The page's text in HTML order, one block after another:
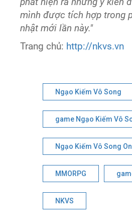
mình được tích hợp trong
nhật mới lần này."
Trang chủ: http://nkvs.vn
Ngạo Kiếm Vô Song
game Ngạo Kiếm Vô
Ngạo Kiếm Vô Song
MMORPG
NKVS